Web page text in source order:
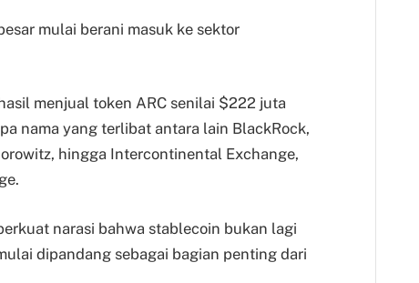
mulai berani masuk ke sektor
menjual token ARC senilai $222 juta
nama yang terlibat antara lain BlackRock,
hingga Intercontinental Exchange,
narasi bahwa stablecoin bukan lagi
dipandang sebagai bagian penting dari